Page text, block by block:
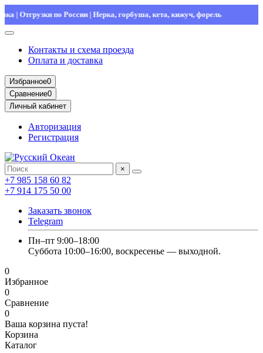
по России | Нерка, горбуша, кета, кижуч, форель
Контакты и схема проезда
Оплата и доставка
Избранное0
Сравнение0
Личный кабинет
Авторизация
Регистрация
×
+7 985 158 60 82
+7 914 175 50 00
Заказать звонок
Telegram
Пн–пт 9:00–18:00
Суббота 10:00–16:00, воскресенье — выходной.
0
Избранное
0
Сравнение
0
Ваша корзина пуста!
Корзина
Каталог